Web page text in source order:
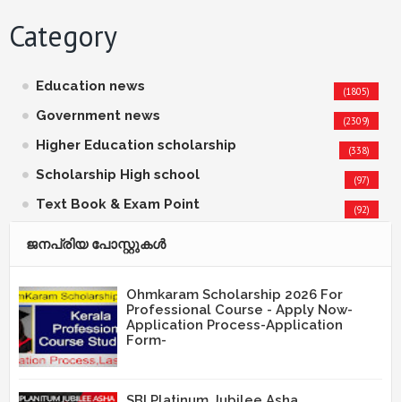
Category
Education news (1805)
Government news (2309)
Higher Education scholarship (338)
Scholarship High school (97)
Text Book & Exam Point (92)
ജനപ്രിയ പോസ്റ്റുകള്‍‌
Ohmkaram Scholarship 2026 For
Professional Course - Apply Now-
Application Process-Application
Form-